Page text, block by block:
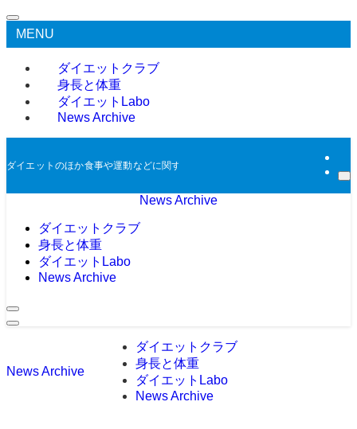
MENU
ダイエットクラブ
身長と体重
ダイエットLabo
News Archive
ダイエットのほか食事や運動などに関する過去のニュースをアーカイブとして
News Archive
ダイエットクラブ
身長と体重
ダイエットLabo
News Archive
News Archive
ダイエットクラブ
身長と体重
ダイエットLabo
News Archive